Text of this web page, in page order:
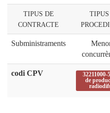
TIPUS DE
CONTRACTE
Subministraments
codi CPV
de